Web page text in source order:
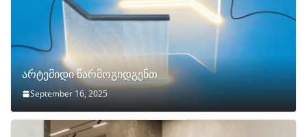
არტემიდი წარმოგიდგენთ
September 16, 2025